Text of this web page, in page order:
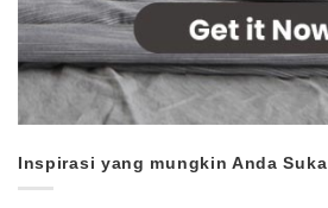
Inspirasi yang mungkin Anda Suka